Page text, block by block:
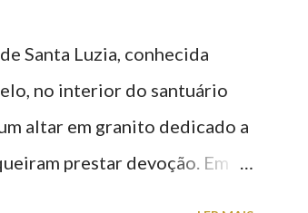
Santa Luzia, conhecida
no interior do santuário
altar em granito dedicado a
prestar devoção. Em